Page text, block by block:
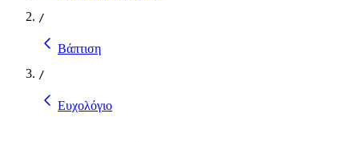
/
Βάπτιση
/
Ευχολόγιο